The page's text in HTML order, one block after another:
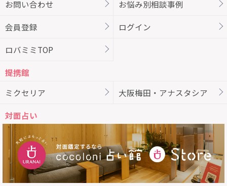
お問い合わせ お悩み別相談事例
会員登録 ログイン
ロバミミTOP
提携館
ミクセリア
大阪梅田・アナスタシア
対面占い